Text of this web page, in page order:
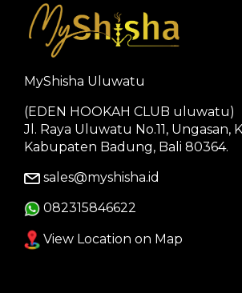
MyShisha Uluwatu
(EDEN HOOKAH CLUB uluwatu)
Jl. Raya Uluwatu No.11, Ungasan,
Kabupaten Badung, Bali 80364.
sales@myshisha.id
082315846622
View Location on Map